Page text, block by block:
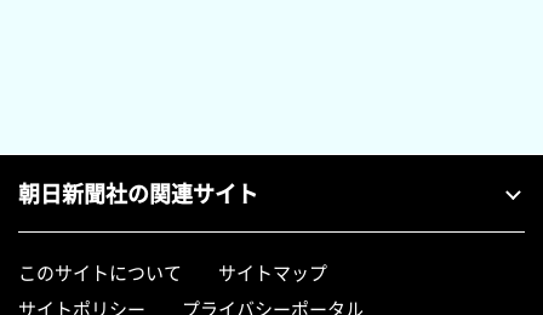
朝日新聞社の関連サイト
このサイトについて
サイトマップ
サイトポリシー
プライバシーポータル